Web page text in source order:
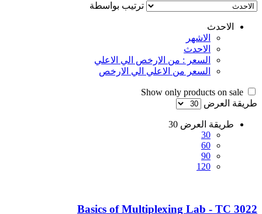
ترتيب بواسطة
الاحدث
الاشهر
الاحدث
السعر : من الارخص الي الاعلي
السعر من الاعلي الي الارخص
طريقة العرض
طريقة العرض 30
30
60
90
120
Basics of Multiplexing Lab - TC 3022